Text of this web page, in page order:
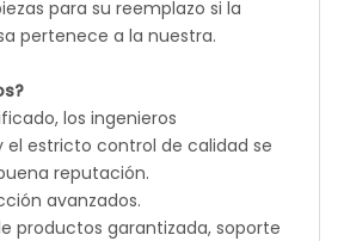
para su reemplazo si la
pertenece a la nuestra.
los ingenieros
el estricto control de calidad se
reputación.
avanzados.
productos garantizada, soporte